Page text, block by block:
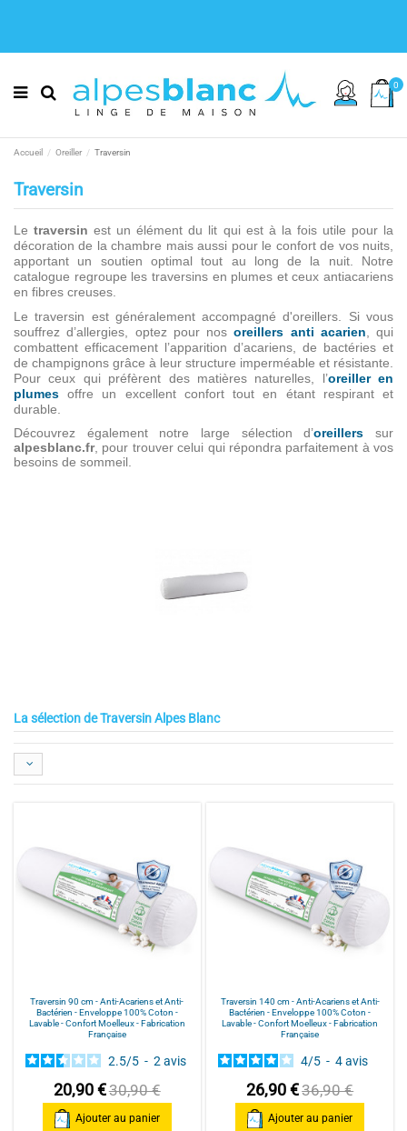
0
Accueil Oreiller Traversin
Traversin
Letraversin est un élément du lit qui est à la fois utile pour la
décoration de la chambre mais aussi pour le confort de vos nuits,
apportant un soutien optimal tout au long de la nuit. Notre
catalogue regroupe les traversins en plumes et ceux antiacariens
en fibres creuses.
Le traversin est généralement accompagné d'oreillers. Si vous
souffrez d’allergies, optez pour nosoreillers anti acarien , qui
combattent efficacement l’apparition d’acariens, de bactéries et
de champignons grâce à leur structure imperméable et résistante.
Pour ceux qui préfèrent des matières naturelles, l’oreiller en
plumes offre un excellent confort tout en étant respirant et
durable.
Découvrez également notre large sélection d’oreillers sur
alpesblanc.fr, pour trouver celui qui répondra parfaitement à vos
besoins de sommeil.
La sélection de Traversin Alpes Blanc
Traversin 90 cm - Anti-Acariens et Anti-
Bactérien - Enveloppe 100% Coton -
Lavable - Confort Moelleux - Fabrication
Française
2.5/5 - 2 avis
20,90 €30,90 €
Ajouter au panier
Traversin 140 cm - Anti-Acariens et Anti-
Bactérien - Enveloppe 100% Coton -
Lavable - Confort Moelleux - Fabrication
Française
4/5 - 4avis
26,90 €36,90 €
Ajouter au panier